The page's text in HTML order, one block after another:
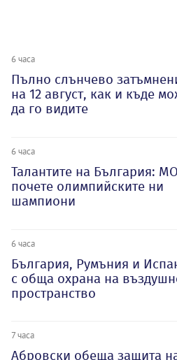
6 часа
Пълно слънчево
на 12 август, как и къде
да го видите
6 часа
Талантите на България:
почете олимпийските ни
шампиони
6 часа
България, Румъния и
с обща охрана на
пространство
7 часа
Абровски обеща защита